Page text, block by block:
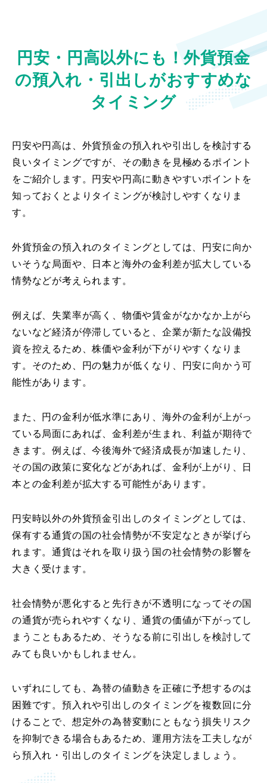
円安・円高以外にも！外貨預金
の預入れ・引出しがおすすめな
タイミング
円安や円高は、外貨預金の預入れや引出しを検討する
良いタイミングですが、その動きを見極めるポイント
をご紹介します。円安や円高に動きやすいポイントを
知っておくとよりタイミングが検討しやすくなりま
す。
外貨預金の預入れのタイミングとしては、円安に向か
いそうな局面や、日本と海外の金利差が拡大している
情勢などが考えられます。
例えば、失業率が高く、物価や賃金がなかなか上がら
ないなど経済が停滞していると、企業が新たな設備投
資を控えるため、株価や金利が下がりやすくなりま
す。そのため、円の魅力が低くなり、円安に向かう可
能性があります。
また、円の金利が低水準にあり、海外の金利が上がっ
ている局面にあれば、金利差が生まれ、利益が期待で
きます。例えば、今後海外で経済成長が加速したり、
その国の政策に変化などがあれば、金利が上がり、日
本との金利差が拡大する可能性があります。
円安時以外の外貨預金引出しのタイミングとしては、
保有する通貨の国の社会情勢が不安定なときが挙げら
れます。通貨はそれを取り扱う国の社会情勢の影響を
大きく受けます。
社会情勢が悪化すると先行きが不透明になってその国
の通貨が売られやすくなり、通貨の価値が下がってし
まうこともあるため、そうなる前に引出しを検討して
みても良いかもしれません。
いずれにしても、為替の値動きを正確に予想するのは
困難です。預入れや引出しのタイミングを複数回に分
けることで、想定外の為替変動にともなう損失リスク
を抑制できる場合もあるため、運用方法を工夫しなが
ら預入れ・引出しのタイミングを決定しましょう。